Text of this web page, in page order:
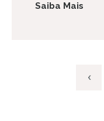
Saiba Mais
‹